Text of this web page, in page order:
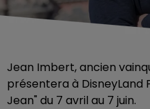
Jean Imbert, ancien
présentera à DisneyLand
Jean" du 7 avril au 7 juin.